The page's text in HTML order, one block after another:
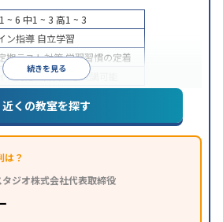
続きを見る
~ 6 中1 ~ 3 高1 ~ 3
ン指導 自立学習
期テスト対策学習習慣の定着
ン対応1科目から受講可能
近くの教室を探す
は？
タジオ株式会社代表取締役